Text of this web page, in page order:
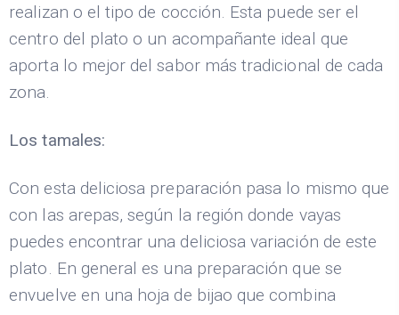
realizan o el tipo de cocción. Esta puede ser el
centro del plato o un acompañante ideal que
aporta lo mejor del sabor más tradicional de cada
zona.
Los tamales:
Con esta deliciosa preparación pasa lo mismo que
con las arepas, según la región donde vayas
puedes encontrar una deliciosa variación de este
plato. En general es una preparación que se
envuelve en una hoja de bijao que combina